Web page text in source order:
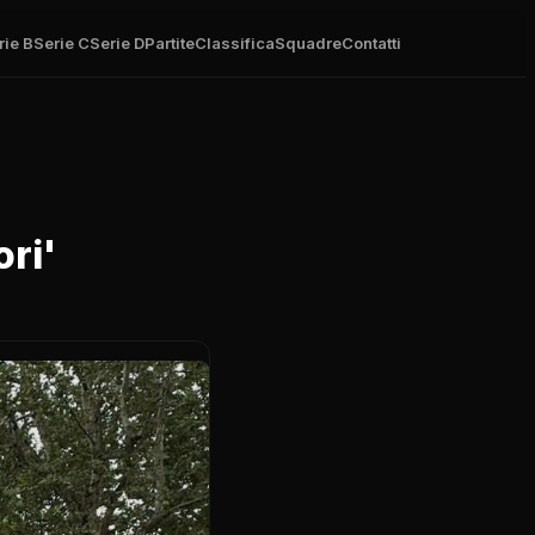
BSerie CSerie DPartiteClassificaSquadreContatti